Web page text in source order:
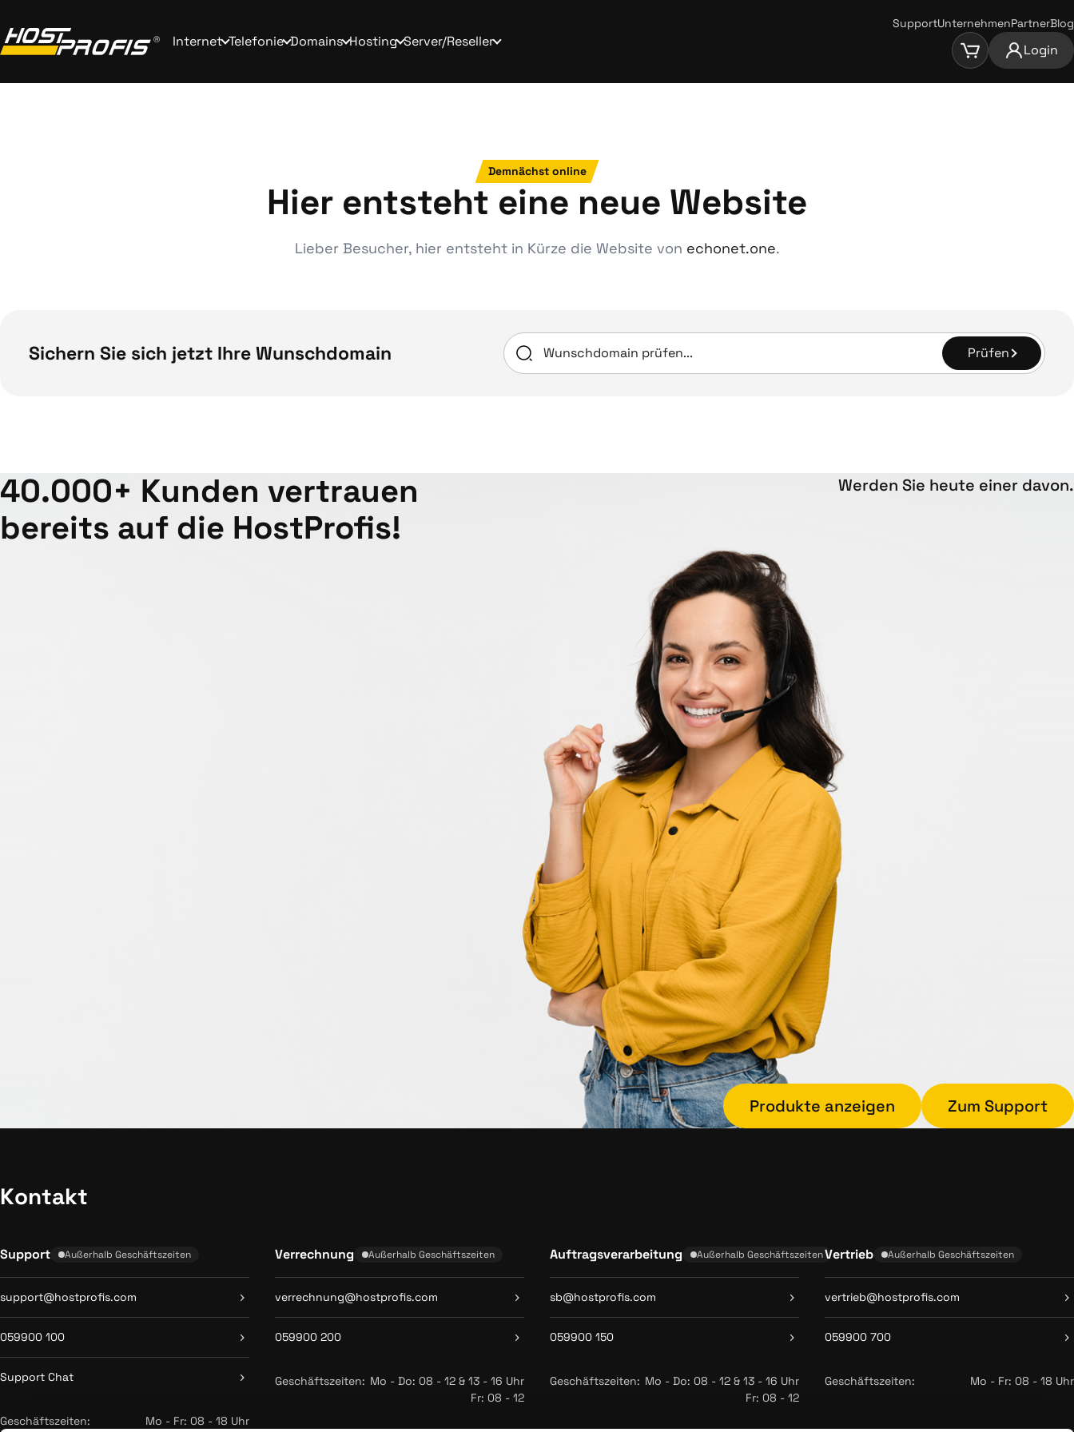
Internet Telefonie Domains Hosting Server/Reseller
SupportUnternehmenPartnerBlog
Login
Demnächst online
Hier entsteht eine neue Website
Lieber Besucher, hier entsteht in Kürze die Website von echonet.one.
Sichern Sie sich jetzt Ihre Wunschdomain Prüfen
40.000+ Kunden vertrauen
bereits auf die HostProfis!
Werden Sie heute einer davon.
Produkte anzeigen Zum Support
Kontakt
Support Außerhalb Geschäftszeiten
support@hostprofis.com
059900 100
Support Chat
Geschäftszeiten: Mo - Fr: 08 - 18 Uhr
Verrechnung Außerhalb Geschäftszeiten
verrechnung@hostprofis.com
059900 200
Geschäftszeiten: Mo - Do: 08 - 12 & 13 - 16 Uhr
Fr: 08 - 12
Auftragsverarbeitung Außerhalb Geschäftszeiten
sb@hostprofis.com
059900 150
Geschäftszeiten: Mo - Do: 08 - 12 & 13 - 16 Uhr
Fr: 08 - 12
Vertrieb Außerhalb Geschäftszeiten
vertrieb@hostprofis.com
059900 700
Geschäftszeiten: Mo - Fr: 08 - 18 Uhr